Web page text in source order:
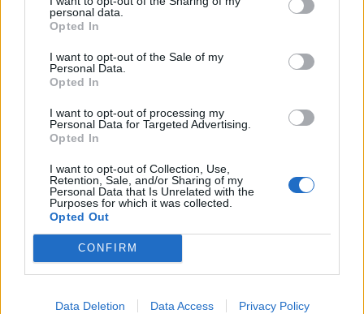
personal data.
Opted In
I want to opt-out of the Sale of my
Personal Data.
Opted In
I want to opt-out of processing my
Personal Data for Targeted Advertising.
Opted In
I want to opt-out of Collection, Use,
Retention, Sale, and/or Sharing of my
Personal Data that Is Unrelated with the
Purposes for which it was collected.
Opted Out
CONFIRM
Data Deletion Data Access Privacy Policy
ΟΙΚΟΝΟΜΙΑ
16.08.2023 11:00
ΚΩΣΤΑΣ ΤΣΑΧΑΚΗΣ
Ταμείο Ανάκαμψης: 100 δισ. ευρώ για
επενδύσεις στην οικονομία - Η
αναθεώρηση του «Ελλάδα 2.0» και τα
Αποδέχομαι τους
και την πολιτική απορρήτου
X